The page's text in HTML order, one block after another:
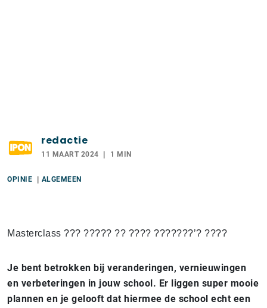
redactie
11 MAART 2024 1 MIN
OPINIE ALGEMEEN
Masterclass ??? ????? ?? ???? ???????’? ????
Je bent betrokken bij veranderingen, vernieuwingen
en verbeteringen in jouw school. Er liggen super mooie
plannen en je gelooft dat hiermee de school echt een